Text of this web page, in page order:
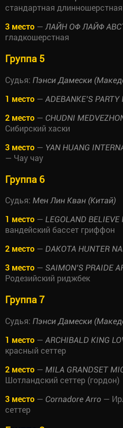
стандартная длинношерстная
3 место — ЛАЙН ОФ ЛАЙФ
гладкошерстная
Группа 5
Судья: Пэнси Дамески
1 место — ADEBANKE’S PARTY
2 место — CHUDNI
Сибирский хаски
3 место — YAN HUANG
— Чау чау
Группа 6
Судья: Мен Лин Кван (Китай)
1 место — LEGOLAND BELIEVE
вандейский бассет гриффон
2 место — DAKOTA HUNTER
3 место — SAIMON’S PRAIDE
Родезийский риджбек
Группа 7
Судья: Пэнси Дамески
1 место — ARCHIBALD KING
красный сеттер
2 место — MILA GRANDSET
Шотландский сеттер (гордон)
3 место — Cornadore Arro —
сеттер